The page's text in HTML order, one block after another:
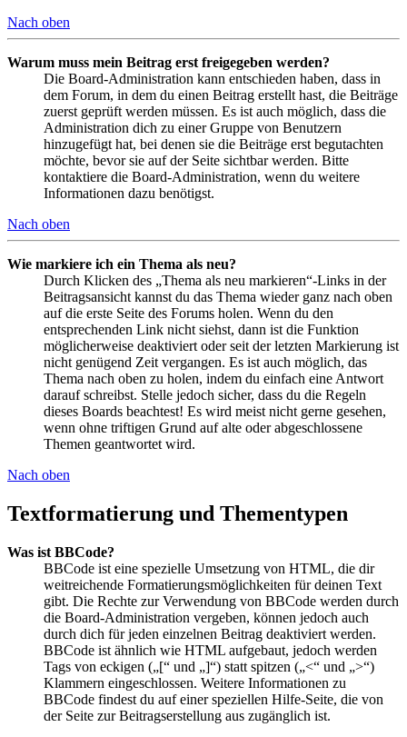
Nach oben
Warum muss mein Beitrag erst freigegeben werden?
Die Board-Administration kann entschieden haben, dass in
dem Forum, in dem du einen Beitrag erstellt hast, die Beiträge
zuerst geprüft werden müssen. Es ist auch möglich, dass die
Administration dich zu einer Gruppe von Benutzern
hinzugefügt hat, bei denen sie die Beiträge erst begutachten
möchte, bevor sie auf der Seite sichtbar werden. Bitte
kontaktiere die Board-Administration, wenn du weitere
Informationen dazu benötigst.
Nach oben
Wie markiere ich ein Thema als neu?
Durch Klicken des „Thema als neu markieren“-Links in der
Beitragsansicht kannst du das Thema wieder ganz nach oben
auf die erste Seite des Forums holen. Wenn du den
entsprechenden Link nicht siehst, dann ist die Funktion
möglicherweise deaktiviert oder seit der letzten Markierung ist
nicht genügend Zeit vergangen. Es ist auch möglich, das
Thema nach oben zu holen, indem du einfach eine Antwort
darauf schreibst. Stelle jedoch sicher, dass du die Regeln
dieses Boards beachtest! Es wird meist nicht gerne gesehen,
wenn ohne triftigen Grund auf alte oder abgeschlossene
Themen geantwortet wird.
Nach oben
Textformatierung und Thementypen
Was ist BBCode?
BBCode ist eine spezielle Umsetzung von HTML, die dir
weitreichende Formatierungsmöglichkeiten für deinen Text
gibt. Die Rechte zur Verwendung von BBCode werden durch
die Board-Administration vergeben, können jedoch auch
durch dich für jeden einzelnen Beitrag deaktiviert werden.
BBCode ist ähnlich wie HTML aufgebaut, jedoch werden
Tags von eckigen („[“ und „]“) statt spitzen („<“ und „>“)
Klammern eingeschlossen. Weitere Informationen zu
BBCode findest du auf einer speziellen Hilfe-Seite, die von
der Seite zur Beitragserstellung aus zugänglich ist.